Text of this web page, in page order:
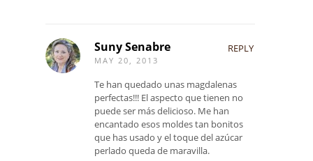
Suny Senabre
MAY 20, 2013
REPLY
Te han quedado unas magdalenas
perfectas!!! El aspecto que tienen no
puede ser más delicioso. Me han
encantado esos moldes tan bonitos
que has usado y el toque del azúcar
perlado queda de maravilla.